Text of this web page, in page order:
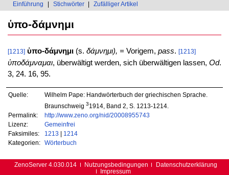
Einführung Stichwörter Zufälliger Artikel
ὑπο-δάμνημι
[1213] ὑπο-δάμνημι(s. δάμνημι), = Vorigem, pass. [1213]
ὑποδάμναμαι, überwältigt werden, sich überwältigen lassen, Od.
3, 24. 16, 95.
Quelle:
Wilhelm Pape: Handwörterbuch der griechischen Sprache.
Braunschweig 31914, Band 2, S. 1213-1214.
Permalink:
http://www.zeno.org/nid/20008955743
Lizenz:
Gemeinfrei
Faksimiles:
1213 | 1214
Kategorien:
Wörterbuch
ZenoServer 4.030.014 Nutzungsbedingungen
Datenschutzerklärung
Impressum